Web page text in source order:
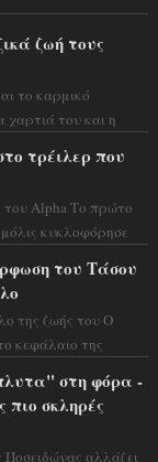
ζωή τους
το καρμικό
χαρτιά του και η
τρέιλερ που
Alpha Το πρώτο
κυκλοφόρησε
του Τάσου
της ζωής του Ο
κεφάλαιο της
στη φόρα -
σκληρές
αλλάζει